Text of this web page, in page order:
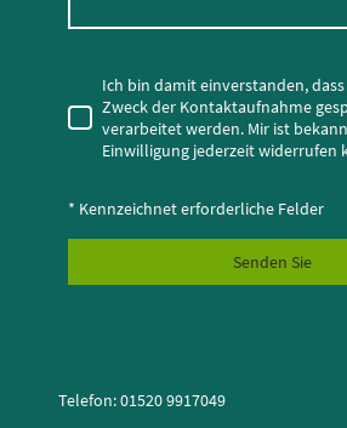
Ich bin damit einverstanden,
Zweck der Kontaktaufnahme
verarbeitet werden. Mir ist
Einwilligung jederzeit widerrufen
* Kennzeichnet erforderliche Felder
Senden Sie
Telefon: 01520 9917049